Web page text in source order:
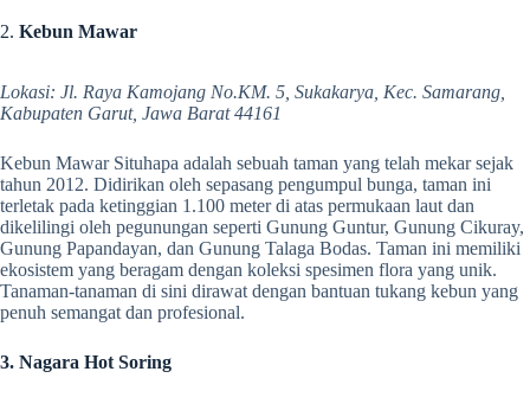
2. Kebun Mawar
Lokasi: Jl. Raya Kamojang No.KM. 5, Sukakarya, Kec. Samarang,
Kabupaten Garut, Jawa Barat 44161
Kebun Mawar Situhapa adalah sebuah taman yang telah mekar sejak
tahun 2012. Didirikan oleh sepasang pengumpul bunga, taman ini
terletak pada ketinggian 1.100 meter di atas permukaan laut dan
dikelilingi oleh pegunungan seperti Gunung Guntur, Gunung Cikuray,
Gunung Papandayan, dan Gunung Talaga Bodas. Taman ini memiliki
ekosistem yang beragam dengan koleksi spesimen flora yang unik.
Tanaman-tanaman di sini dirawat dengan bantuan tukang kebun yang
penuh semangat dan profesional.
3. Nagara Hot Soring